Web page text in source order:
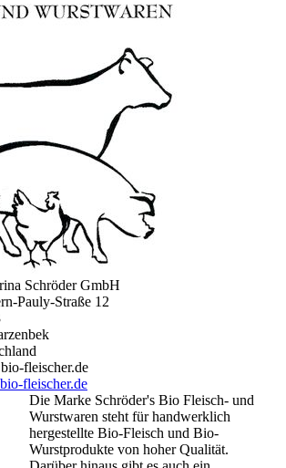
Schröder GmbH
Pauly-Straße 12
fleischer.de
fleischer.de
Die Marke Schröder's Bio Fleisch- und
Wurstwaren steht für handwerklich
hergestellte Bio-Fleisch und Bio-
Wurstprodukte von hoher Qualität.